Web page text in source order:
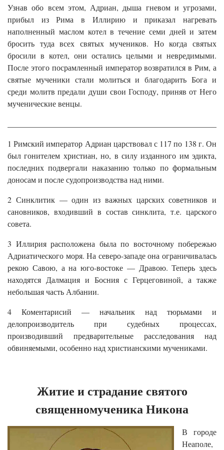
Узнав обо всем этом, Адриан, дыша гневом и угрозами,
прибыл из Рима в Иллирию и приказал нагревать
наполненный маслом котел в течение семи дней и затем
бросить туда всех святых мучеников. Но когда святых
бросили в котел, они остались целыми и невредимыми.
После этого посрамленный император возвратился в Рим, а
святые мученики стали молиться и благодарить Бога и
среди молитв предали души свои Господу, приняв от Него
мученические венцы.
1 Римский император Адриан царствовал с 117 по 138 г. Он
был гонителем христиан, но, в силу изданного им эдикта,
последних подвергали наказанию только по формальным
доносам и после судопроизводства над ними.
2 Синклитик — один из важных царских советников и
сановников, входивший в состав синклита, т.е. царского
совета.
3 Иллирия расположена была по восточному побережью
Адриатического моря. На северо-западе она ограничивалась
рекою Савою, а на юго-востоке — Дравою. Теперь здесь
находятся Далмация и Босния с Герцеговиной, а также
небольшая часть Албании.
4 Коментарисий — начальник над тюрьмами и
делопроизводитель при судебных процессах,
производивший предварительные расследования над
обвиняемыми, особенно над христианскими мучениками.
Житие и страдание святого
священномученика Никона
В городе
Неаполе,